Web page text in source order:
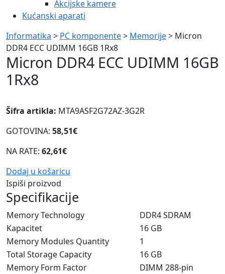
Akcijske kamere
Kućanski aparati
Informatika > PC komponente> Memorije> Micron
DDR4 ECC UDIMM 16GB 1Rx8
Micron DDR4 ECC UDIMM 16GB
1Rx8
Šifra artikla: MTA9ASF2G72AZ-3G2R
GOTOVINA: 58,51€
NA RATE: 62,61€
Dodaj u košaricu
Ispiši proizvod
Specifikacije
Memory Technology
DDR4 SDRAM
Kapacitet
16 GB
Memory Modules Quantity
1
Total Storage Capacity
16 GB
Memory Form Factor
DIMM 288-pin